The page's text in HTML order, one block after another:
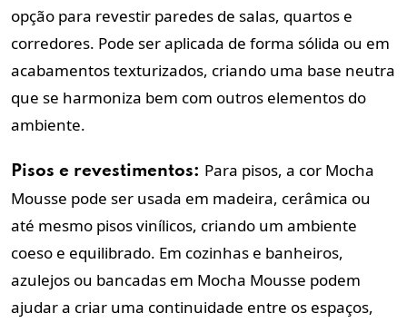
opção para revestir paredes de salas, quartos e
corredores. Pode ser aplicada de forma sólida ou em
acabamentos texturizados, criando uma base neutra
que se harmoniza bem com outros elementos do
ambiente.
Pisos e revestimentos: Para pisos, a cor Mocha
Mousse pode ser usada em madeira, cerâmica ou
até mesmo pisos vinílicos, criando um ambiente
coeso e equilibrado. Em cozinhas e banheiros,
azulejos ou bancadas em Mocha Mousse podem
ajudar a criar uma continuidade entre os espaços,